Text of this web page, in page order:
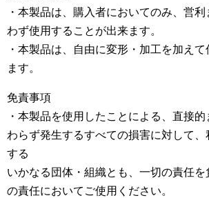
・本製品は、購入者においてのみ、営
わず使用することが出来ます。
・本製品は、自由に変形・加工を加え
ます。
免責事項
・本製品を使用したことによる、直接
わらず発生するすべての損害に対して
する
いかなる団体・組織とも、一切の責任を
の責任においてご使用ください。